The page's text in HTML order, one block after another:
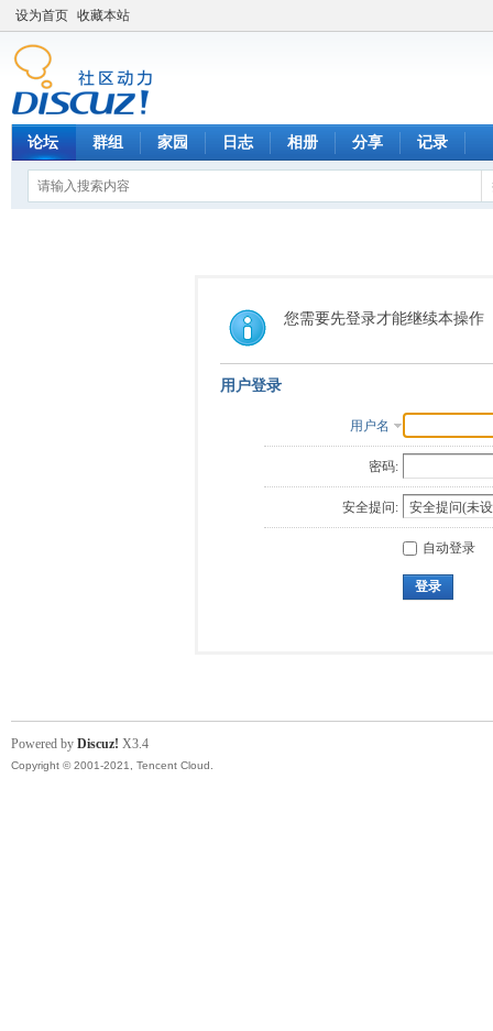
设为首页 收藏本站
论坛 群组 家园 日志 相册 分享 记录
您需要先登录才能继续本操作
用户登录
用户名
密码:
安全提问:
自动登录
登录
Powered by Discuz! X3.4
Copyright © 2001-2021, Tencent Cloud.